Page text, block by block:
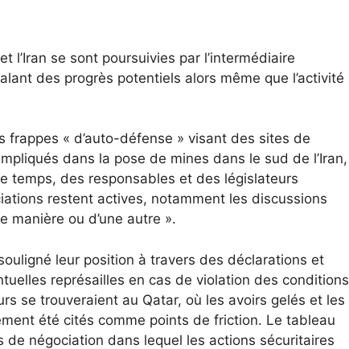
l’Iran se sont poursuivies par l’intermédiaire
des progrès potentiels alors même que l’activité
frappes « d’auto-défense » visant des sites de
dans la pose de mines dans le sud de l’Iran,
temps, des responsables et des législateurs
restent actives, notamment les discussions
manière ou d’une autre ».
leur position à travers des déclarations et
représailles en cas de violation des conditions
se trouveraient au Qatar, où les avoirs gelés et les
été cités comme points de friction. Le tableau
de négociation dans lequel les actions sécuritaires